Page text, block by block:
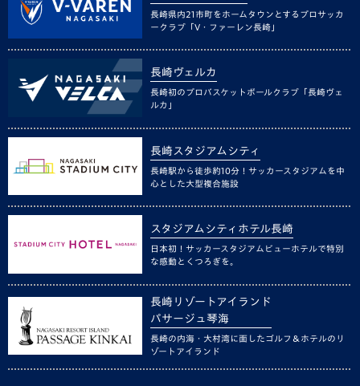
長崎県内21市町をホームタウンとするプロサッカ
ークラブ「V・ファーレン長崎」
長崎ヴェルカ
長崎初のプロバスケットボールクラブ「長崎ヴェ
ルカ」
長崎スタジアムシティ
長崎駅から徒歩約10分！サッカースタジアムを中
心とした大型複合施設
スタジアムシティホテル長崎
日本初！サッカースタジアムビューホテルで特別
な感動とくつろぎを。
長崎リゾートアイランド
パサージュ琴海
長崎の内海・大村湾に面したゴルフ＆ホテルのリ
ゾートアイランド